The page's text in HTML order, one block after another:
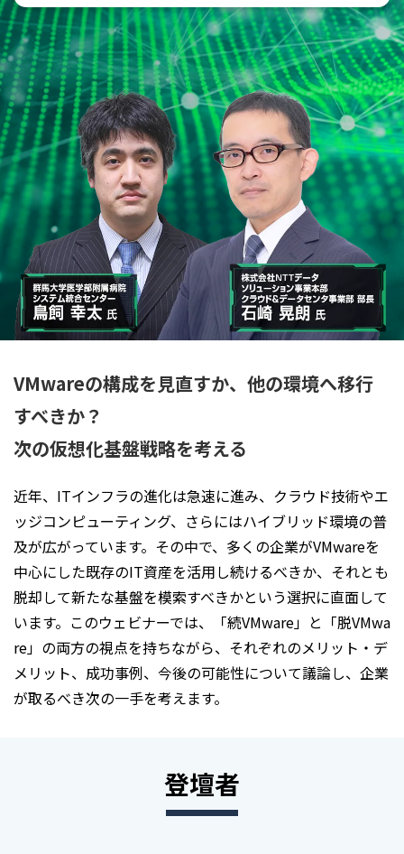
VMwareの構成を見直すか、他の環境へ移行
すべきか？
次の仮想化基盤戦略を考える
近年、ITインフラの進化は急速に進み、クラウド技術やエ
ッジコンピューティング、さらにはハイブリッド環境の普
及が広がっています。その中で、多くの企業がVMwareを
中心にした既存のIT資産を活用し続けるべきか、それとも
脱却して新たな基盤を模索すべきかという選択に直面して
います。このウェビナーでは、「続VMware」と「脱VMwa
re」の両方の視点を持ちながら、それぞれのメリット・デ
メリット、成功事例、今後の可能性について議論し、企業
が取るべき次の一手を考えます。
登壇者